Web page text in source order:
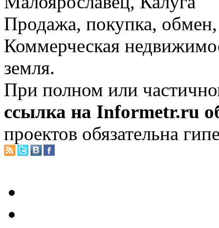
Продажа, покупка, обмен,
Коммерческая
земля.
При полном или
ссылка на Informetr.ru
проектов обязательна